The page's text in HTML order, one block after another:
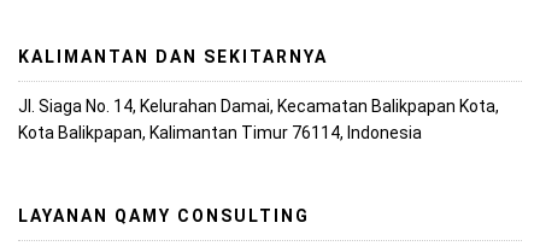
KALIMANTAN DAN SEKITARNYA
Jl. Siaga No. 14, Kelurahan Damai, Kecamatan Balikpapan Kota,
Kota Balikpapan, Kalimantan Timur 76114, Indonesia
LAYANAN QAMY CONSULTING